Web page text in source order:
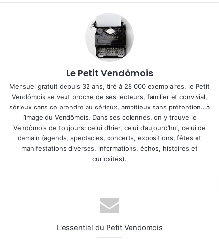
Le Petit Vendômois
Mensuel gratuit depuis 32 ans, tiré à 28 000 exemplaires, le Petit
Vendômois se veut proche de ses lecteurs, familier et convivial,
sérieux sans se prendre au sérieux, ambitieux sans prétention…à
l’image du Vendômois. Dans ses colonnes, on y trouve le
Vendômois de toujours: celui d’hier, celui d’aujourd’hui, celui de
demain (agenda, spectacles, concerts, expositions, fêtes et
manifestations diverses, informations, échos, histoires et
curiosités).
L'essentiel du Petit Vendomois